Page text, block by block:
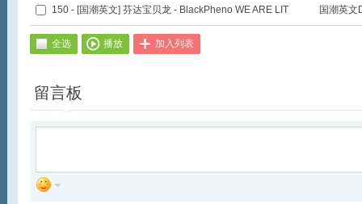
150 - [国潮英文] 芬达宝贝龙 - BlackPheno WE ARE LIT 国潮英文
全选 播放 加入列表
留言板